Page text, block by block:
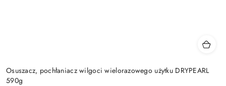
Osuszacz, pochłaniacz wilgoci wielorazowego użytku DRYPEARL
590g